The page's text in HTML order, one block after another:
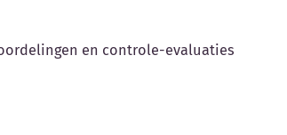
en controle-evaluaties